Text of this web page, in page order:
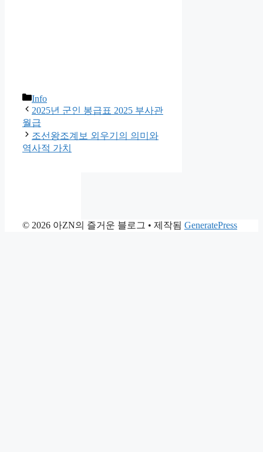
카
테
고
리
Info
2025년 군인 봉급표 2025 부사관
월급
조선왕조계보 외우기의 의미와
역사적 가치
© 2026 아ZN의 즐거운 블로그 • 제작됨 GeneratePress